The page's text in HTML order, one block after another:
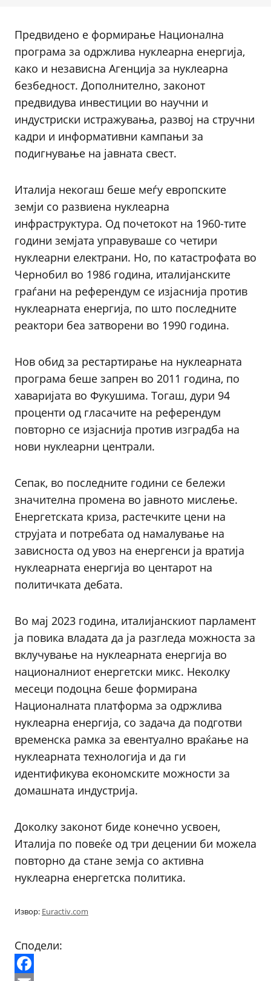
Предвидено е формирање Национална
програма за одржлива нуклеарна енергија,
како и независна Агенција за нуклеарна
безбедност. Дополнително, законот
предвидува инвестиции во научни и
индустриски истражувања, развој на стручни
кадри и информативни кампањи за
подигнување на јавната свест.
Италија некогаш беше меѓу европските
земји со развиена нуклеарна
инфраструктура. Од почетокот на 1960-тите
години земјата управуваше со четири
нуклеарни електрани. Но, по катастрофата во
Чернобил во 1986 година, италијанските
граѓани на референдум се изјаснија против
нуклеарната енергија, по што последните
реактори беа затворени во 1990 година.
Нов обид за рестартирање на нуклеарната
програма беше запрен во 2011 година, по
хаваријата во Фукушима. Тогаш, дури 94
проценти од гласачите на референдум
повторно се изјаснија против изградба на
нови нуклеарни централи.
Сепак, во последните години се бележи
значителна промена во јавното мислење.
Енергетската криза, растечките цени на
струјата и потребата од намалување на
зависноста од увоз на енергенси ја вратија
нуклеарната енергија во центарот на
политичката дебата.
Во мај 2023 година, италијанскиот парламент
ја повика владата да ја разгледа можноста за
вклучување на нуклеарната енергија во
националниот енергетски микс. Неколку
месеци подоцна беше формирана
Националната платформа за одржлива
нуклеарна енергија, со задача да подготви
временска рамка за евентуално враќање на
нуклеарната технологија и да ги
идентификува економските можности за
домашната индустрија.
Доколку законот биде конечно усвоен,
Италија по повеќе од три децении би можела
повторно да стане земја со активна
нуклеарна енергетска политика.
Извор: Euractiv.com
Сподели: